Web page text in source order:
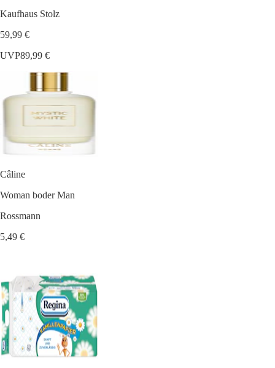
Kaufhaus Stolz
59,99 €
UVP89,99 €
Câline
Woman boder Man
Rossmann
5,49 €